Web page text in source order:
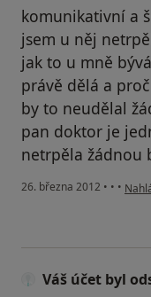
komunikativní a
jsem u něj
jak to u mně
právě dělá a
by to neudělal
pan doktor je
netrpěla žádnou
26. března 2012 • • •
Váš účet byl